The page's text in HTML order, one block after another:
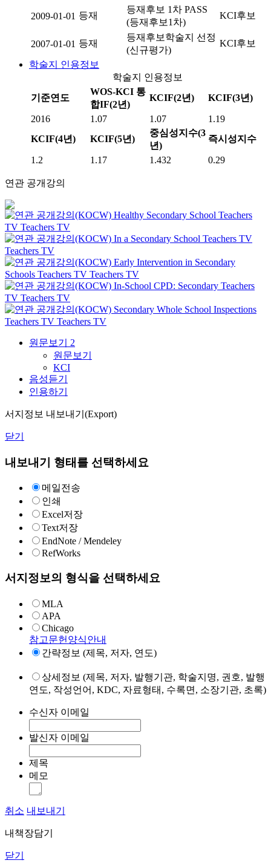
2009-01-01 등재
등재후보 1차 PASS
(등재후보1차)
KCI후보
2007-01-01 등재
등재후보학술지 선정
(신규평가)
KCI후보
학술지 인용정보
학술지 인용정보
기준연도
WOS-KCI 통
합IF(2년)
KCIF(2년) KCIF(3년)
2016 1.07 1.07
1.19
KCIF(4년)
KCIF(5년)
중심성지수(3
년)
즉시성지수
1.2 1.17 1.432 0.29
연관 공개강의
Healthy Secondary School Teachers
TV Teachers TV
In a Secondary School Teachers TV
Teachers TV
Early Intervention in Secondary
Schools Teachers TV Teachers TV
In-School CPD: Secondary Teachers
TV Teachers TV
Secondary Whole School Inspections
Teachers TV Teachers TV
원문보기 2
원문보기
KCI
음성듣기
인용하기
서지정보 내보내기(Export)
닫기
내보내기 형태를 선택하세요
메일전송
인쇄
Excel저장
Text저장
EndNote / Mendeley
RefWorks
서지정보의 형식을 선택하세요
MLA
APA
Chicago
참고문헌양식안내
간략정보 (제목, 저자, 연도)
상세정보 (제목, 저자, 발행기관, 학술지명, 권호, 발행
연도, 작성언어, KDC, 자료형태, 수록면, 소장기관, 초록)
수신자 이메일
발신자 이메일
제목
메모
취소 내보내기
내책장담기
닫기